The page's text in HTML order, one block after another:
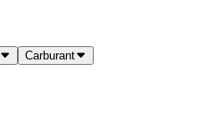
Carburant